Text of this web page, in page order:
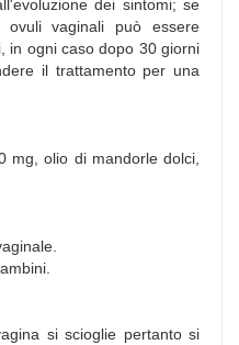
dei sintomi; se
ovuli vaginali può essere
in ogni caso dopo 30 giorni
il trattamento per una
mg, olio di mandorle dolci,
si scioglie pertanto si